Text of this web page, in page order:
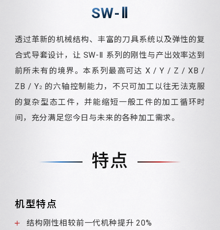
SW- Ⅱ
透过革新的机械结构、丰富的刀具系统以及弹性的复
合式导套设计，让 SW-Ⅱ 系列的刚性与产出效率达到
前所未有的境界。本系列最高可达 X / Y / Z / XB /
ZB / Y2的六轴控制能力，不只可加工以往无法克服
的复杂型态工件，并能缩短一般工件的加工循环时
间，充分满足您今日与未来的各种加工需求。
特点
机型特点
结构刚性相较前一代机种提升 20%